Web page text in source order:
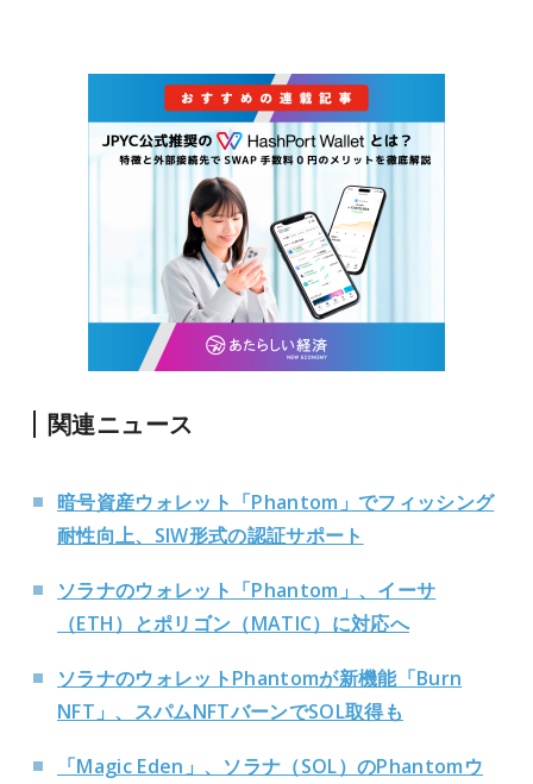
関連ニュース
暗号資産ウォレット「Phantom」でフィッシング
耐性向上、SIW形式の認証サポート
ソラナのウォレット「Phantom」、イーサ
（ETH）とポリゴン（MATIC）に対応へ
ソラナのウォレットPhantomが新機能「Burn
NFT」、スパムNFTバーンでSOL取得も
「Magic Eden」、ソラナ（SOL）のPhantomウ